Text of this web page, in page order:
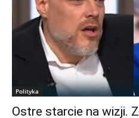
Polityka
Ostre starcie na wizji.